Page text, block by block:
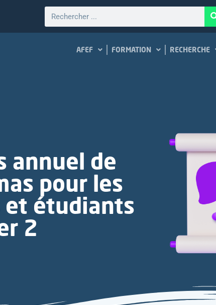
AFEF FORMATION RECHERCHE
annuel de
pour les
étudiants
2